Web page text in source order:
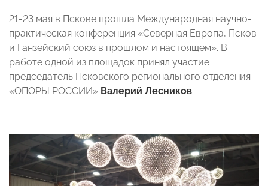
21-23 мая в Пскове прошла Международная научно-
практическая конференция «Северная Европа, Псков
и Ганзейский союз в прошлом и настоящем». В
работе одной из площадок принял участие
председатель Псковского регионального отделения
«ОПОРЫ РОССИИ» Валерий Лесников.